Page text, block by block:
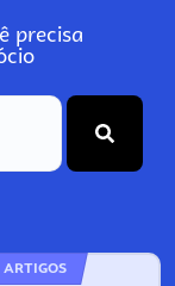
precisa
ARTIGOS